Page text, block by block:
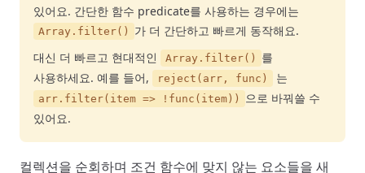
있어요. 간단한 함수 predicate를 사용하는 경우에는
Array.filter()
가 더 간단하고 빠르게 동작해요.
대신 더 빠르고 현대적인
Array.filter()
를
사용하세요. 예를 들어,
reject(arr, func) 는
arr.filter(item => !func(item))
으로 바꿔쓸 수
있어요.
컬렉션을 순회하며 조건 함수에 맞지 않는 요소들을 새